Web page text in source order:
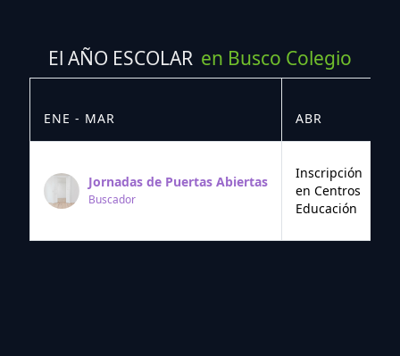
El AÑO ESCOLAR en Busco Colegio
ENE - MAR ABR
Jornadas de Puertas Abiertas
Buscador
Inscripción
en Centros
Educación